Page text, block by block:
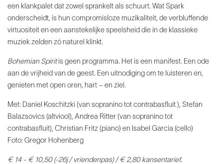
een klankpalet dat zowel sprankelt als schuurt. Wat Spark
onderscheidt, is hun compromisloze muzikaliteit, de verbluffende
virtuositeit en een aanstekelijke speelsheid die in de klassieke
muziek zelden zó naturel klinkt.
Bohemian Spiritis geen programma. Het is een manifest. Een ode
aan de vrijheid van de geest. Een uitnodiging om te luisteren en,
genieten met open oren, hart – en ziel.
Met: Daniel Koschitzki (van sopranino tot contrabasfluit ), Stefan
Balazsovics (altviool), Andrea Ritter (van sopranino tot
contrabasfluit), Christian Fritz (piano) en Isabel Garcia (cello)
Foto: Gregor Hohenberg
€ 14 - € 10,50 (-26j / vriendenpas) / € 2,80 kansentarief.